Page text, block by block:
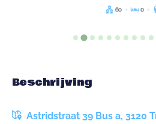
60 0
Beschrijving
Astridstraat 39 Bus a, 3120